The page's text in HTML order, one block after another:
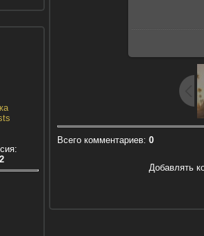
Всего комментариев: 0
Добавлять